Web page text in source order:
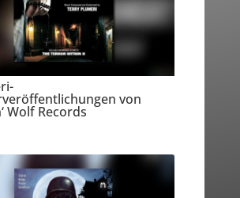
von
Wolf Records